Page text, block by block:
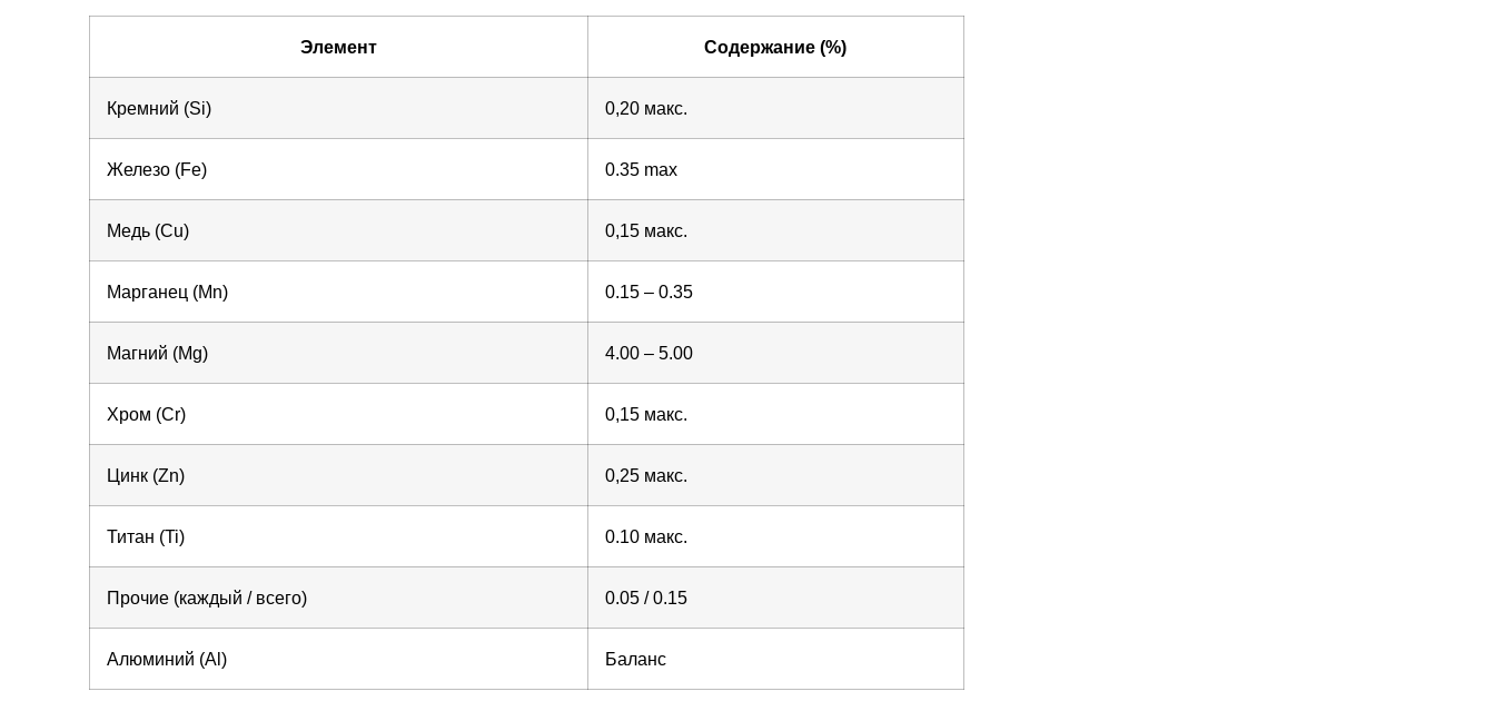
Элемент Содержание (%)
Кремний (Si) 0,20 макс.
Железо (Fe) 0.35 max
Медь (Cu) 0,15 макс.
Марганец (Mn) 0.15 – 0.35
Магний (Mg) 4.00 – 5.00
Хром (Cr) 0,15 макс.
Цинк (Zn) 0,25 макс.
Титан (Ti) 0.10 макс.
Прочие (каждый / всего) 0.05 / 0.15
Алюминий (Al) Баланс